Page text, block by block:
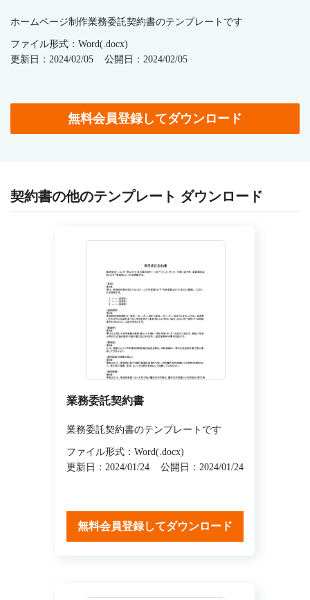
ホームページ制作業務委託契約書のテンプレートです
ファイル形式：Word(.docx)
更新日：2024/02/05
公開日：2024/02/05
無料会員登録してダウンロード
契約書の他のテンプレート ダウンロード
業務委託契約書
業務委託契約書のテンプレートです
ファイル形式：Word(.docx)
更新日：2024/01/24
公開日：2024/01/24
無料会員登録してダウンロード